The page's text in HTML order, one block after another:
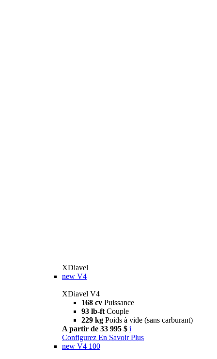
XDiavel
new V4
XDiavel V4
168 cv Puissance
93 lb-ft Couple
229 kg Poids à vide (sans carburant)
A partir de 33 995 $ i
Configurez En Savoir Plus
new V4 100